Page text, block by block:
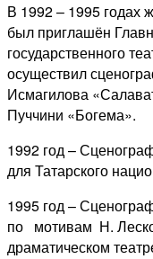
В 1992 – 1995 годах
был приглашён
государственного
осуществил
Исмагилова
Пуччини «Богема».
1992 год –
для Татарского
1995 год –
по мотивам Н.
драматическом